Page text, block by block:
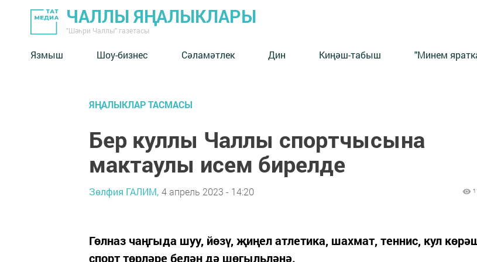
ЧАЛЛЫ ЯҢАЛЫКЛАРЫ
"Шәһри Чаллы" газетасы
Язмыш Шоу-бизнес Сәламәтлек Дин Киңәш-табыш "Минем
ЯҢАЛЫКЛАР ТАСМАСЫ
Бер куллы Чаллы спортчысына
мактаулы исем бирелде
Зөлфия ГАЛИМ, 4 апрель 2023 - 14:20
Гөлназ чаңгыда шуу, йөзү, җиңел атлетика, шахмат, теннис, кул
спорт төрләре белән дә шөгыльләнә.